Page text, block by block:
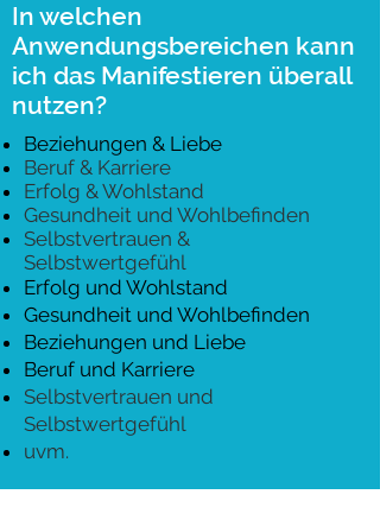
In welchen
Anwendungsbereichen kann
ich das Manifestieren überall
nutzen?
Beziehungen & Liebe
Beruf & Karriere
Erfolg & Wohlstand
Gesundheit und Wohlbefinden
Selbstvertrauen &
Selbstwertgefühl
Erfolg und Wohlstand
Gesundheit und Wohlbefinden
Beziehungen und Liebe
Beruf und Karriere
Selbstvertrauen und
Selbstwertgefühl
uvm.